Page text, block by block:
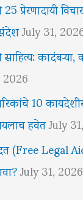
प्रेरणादायी
July 31,
10
हवेतJuly
(Free Legal
July 31, 2026